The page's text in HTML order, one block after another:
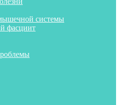
системы
фасциит